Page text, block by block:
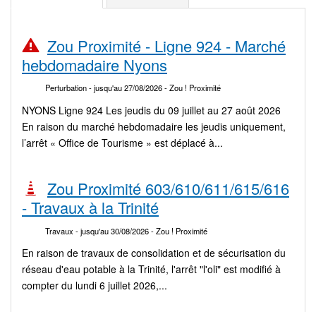
Zou Proximité - Ligne 924 - Marché
hebdomadaire Nyons
Perturbation- jusqu'au 27/08/2026- Zou ! Proximité
NYONS Ligne 924 Les jeudis du 09 juillet au 27 août 2026
En raison du marché hebdomadaire les jeudis uniquement,
l’arrêt « Office de Tourisme » est déplacé à...
Zou Proximité 603/610/611/615/616
- Travaux à la Trinité
Travaux - jusqu'au 30/08/2026- Zou ! Proximité
En raison de travaux de consolidation et de sécurisation du
réseau d'eau potable à la Trinité, l'arrêt "l'oli" est modifié à
compter du lundi 6 juillet 2026,...